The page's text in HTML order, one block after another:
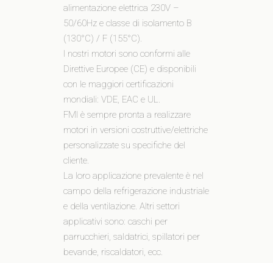
alimentazione elettrica 230V –
50/60Hz e classe di isolamento B
(130°C) / F (155°C).
I nostri motori sono conformi alle
Direttive Europee (CE) e disponibili
con le maggiori certificazioni
mondiali: VDE, EAC e UL.
FMI è sempre pronta a realizzare
motori in versioni costruttive/elettriche
personalizzate su specifiche del
cliente.
La loro applicazione prevalente è nel
campo della refrigerazione industriale
e della ventilazione. Altri settori
applicativi sono: caschi per
parrucchieri, saldatrici, spillatori per
bevande, riscaldatori, ecc.